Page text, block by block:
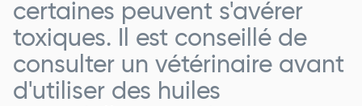
certaines peuvent s'avérer
toxiques. Il est conseillé de
consulter un vétérinaire avant
d'utiliser des huiles